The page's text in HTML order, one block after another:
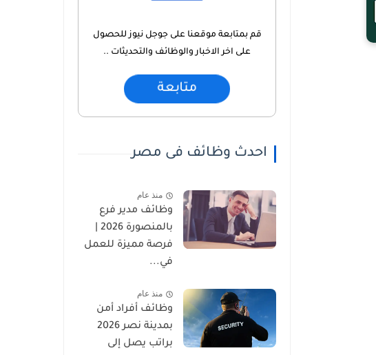
قم بمتابعة موقعنا على جوجل نيوز للحصول
على اخر الاخبار والوظائف والتحديثات ..
متابعة
احدث وظائف فى مصر
منذ عام
وظائف مدير فرع
فرصة مميزة للعمل
في...
منذ عام
وظائف أفراد أمن
بمدينة نصر 2026
براتب يصل إلى